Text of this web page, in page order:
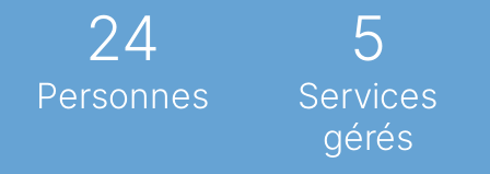
24
Personnes
5
Services
gérés